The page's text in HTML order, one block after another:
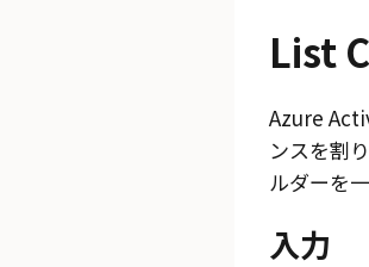
List
Azure
ンスを割
ルダーを
入力